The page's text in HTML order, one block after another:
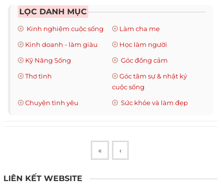
LỌC DANH MỤC
Kinh nghiệm cuộc sống
Làm cha mẹ
Kinh doanh - làm giàu
Học làm người
Kỹ Năng Sống
Góc đồng cảm
Thơ tình
Góc tâm sự & nhật ký
cuộc sống
Chuyện tình yêu
Sức khỏe và làm đẹp
« ‹
LIÊN KẾT WEBSITE